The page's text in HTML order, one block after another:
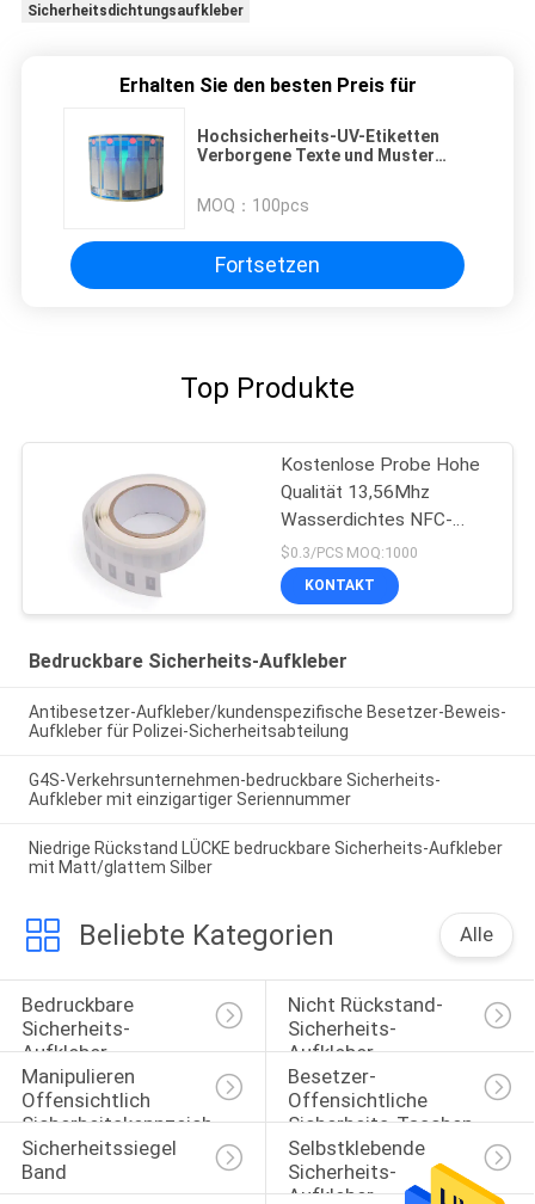
Sicherheitsdichtungsaufkleber
Erhalten Sie den besten Preis für
Hochsicherheits-UV-Etiketten
Verborgene Texte und Muster
Konsumgütern
MOQ： 100pcs
Fortsetzen
Top Produkte
Kostenlose Probe Hohe
Qualität 13,56Mhz
Wasserdichtes NFC-
Label Aufkleber RFID-
Label
$0.3/PCS MOQ:1000
KONTAKT
Bedruckbare Sicherheits-Aufkleber
Antibesetzer-Aufkleber/kundenspezifische Besetzer-Beweis-
Aufkleber für Polizei-Sicherheitsabteilung
G4S-Verkehrsunternehmen-bedruckbare Sicherheits-
Aufkleber mit einzigartiger Seriennummer
Niedrige Rückstand LÜCKE bedruckbare Sicherheits-Aufkleber
mit Matt/glattem Silber
Beliebte Kategorien Alle
Bedruckbare
Sicherheits-
Aufkleber
Nicht Rückstand-
Sicherheits-
Aufkleber
Manipulieren
Offensichtlich
Sicherheitskennzeichen
Besetzer-
Offensichtliche
Sicherheits-Taschen
Sicherheitssiegel
Band
Selbstklebende
Sicherheits-
Aufkleber